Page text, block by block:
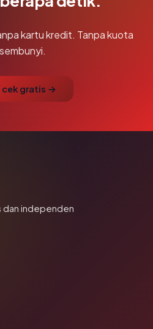
kartu kredit. Tanpa kuota
cek gratis →
dan independen